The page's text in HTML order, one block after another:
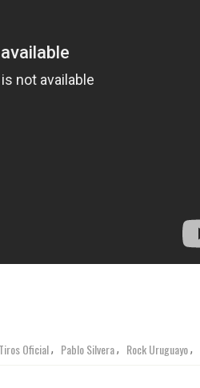
Oficial, Pablo Silvera, Rock Uruguayo,